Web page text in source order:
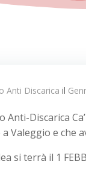
Anti Discarica il
Anti-Discarica
Valeggio e che
si terrà il 1